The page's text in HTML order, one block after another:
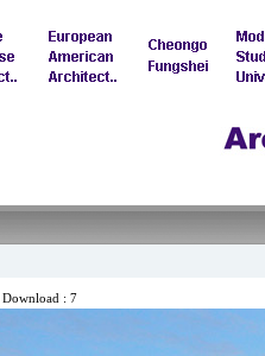
, Download : 7